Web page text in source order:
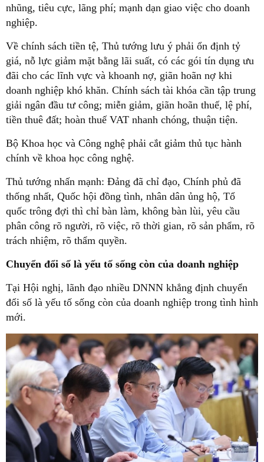
nhũng, tiêu cực, lãng phí; mạnh dạn giao việc cho doanh
nghiệp.
Về chính sách tiền tệ, Thủ tướng lưu ý phải ổn định tỷ
giá, nỗ lực giảm mặt bằng lãi suất, có các gói tín dụng ưu
đãi cho các lĩnh vực và khoanh nợ, giãn hoãn nợ khi
doanh nghiệp khó khăn. Chính sách tài khóa cần tập trung
giải ngân đầu tư công; miễn giảm, giãn hoãn thuế, lệ phí,
tiền thuê đất; hoàn thuế VAT nhanh chóng, thuận tiện.
Bộ Khoa học và Công nghệ phải cắt giảm thủ tục hành
chính về khoa học công nghệ.
Thủ tướng nhấn mạnh: Đảng đã chỉ đạo, Chính phủ đã
thống nhất, Quốc hội đồng tình, nhân dân ủng hộ, Tổ
quốc trông đợi thì chỉ bàn làm, không bàn lùi, yêu cầu
phân công rõ người, rõ việc, rõ thời gian, rõ sản phẩm, rõ
trách nhiệm, rõ thẩm quyền.
Chuyển đổi số là yếu tố sống còn của doanh nghiệp
Tại Hội nghị, lãnh đạo nhiều DNNN khẳng định chuyển
đổi số là yếu tố sống còn của doanh nghiệp trong tình hình
mới.